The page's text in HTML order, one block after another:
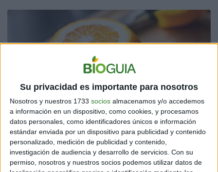
Su privacidad es importante para nosotros
Nosotros y nuestros 1733 socios almacenamos y/o accedemos
a información en un dispositivo, como cookies, y procesamos
datos personales, como identificadores únicos e información
estándar enviada por un dispositivo para publicidad y contenido
personalizado, medición de publicidad y contenido,
investigación de audiencia y desarrollo de servicios. Con su
permiso, nosotros y nuestros socios podemos utilizar datos de
Los resultados mostraron que el extracto de la